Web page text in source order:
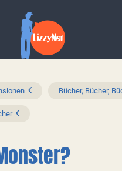
Bücher, Bücher,